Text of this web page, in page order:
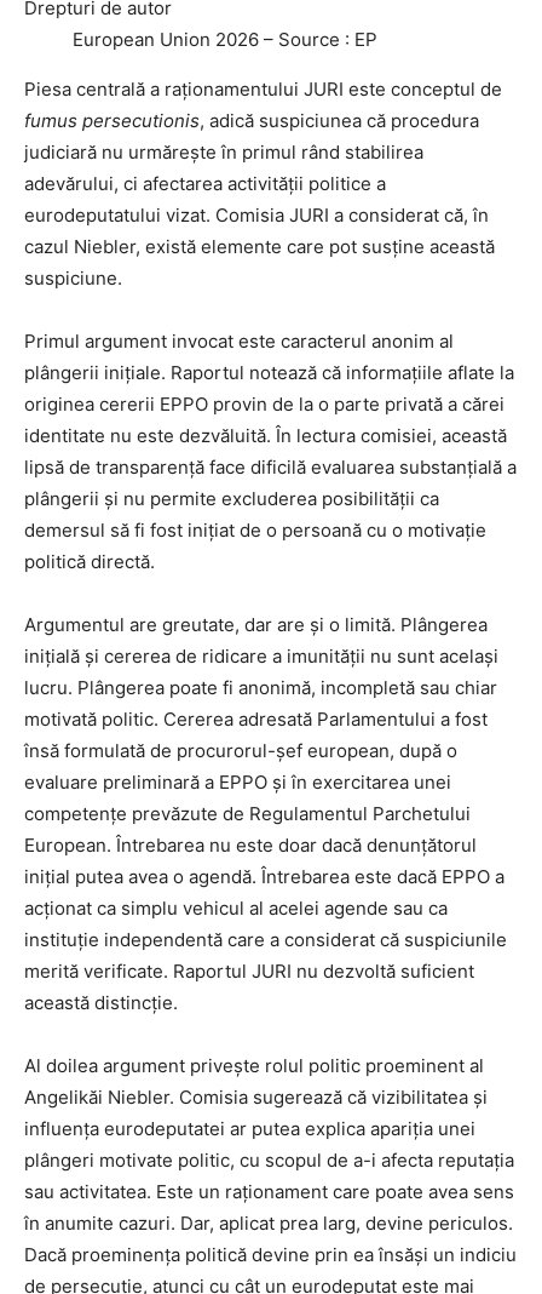
f
r
m
a
ț
i
l
i
m
a
g
i
n
i
Drepturi de autor
European Union 2026 – Source : EP
Piesa centrală a raționamentului JURI este conceptul de
fumus persecutionis, adică suspiciunea că procedura
judiciară nu urmărește în primul rând stabilirea
adevărului, ci afectarea activității politice a
eurodeputatului vizat. Comisia JURI a considerat că, în
cazul Niebler, există elemente care pot susține această
suspiciune.
Primul argument invocat este caracterul anonim al
plângerii inițiale. Raportul notează că informațiile aflate la
originea cererii EPPO provin de la o parte privată a cărei
identitate nu este dezvăluită. În lectura comisiei, această
lipsă de transparență face dificilă evaluarea substanțială a
plângerii și nu permite excluderea posibilității ca
demersul să fi fost inițiat de o persoană cu o motivație
politică directă.
Argumentul are greutate, dar are și o limită. Plângerea
inițială și cererea de ridicare a imunității nu sunt același
lucru. Plângerea poate fi anonimă, incompletă sau chiar
motivată politic. Cererea adresată Parlamentului a fost
însă formulată de procurorul-șef european, după o
evaluare preliminară a EPPO și în exercitarea unei
competențe prevăzute de Regulamentul Parchetului
European. Întrebarea nu este doar dacă denunțătorul
inițial putea avea o agendă. Întrebarea este dacă EPPO a
acționat ca simplu vehicul al acelei agende sau ca
instituție independentă care a considerat că suspiciunile
merită verificate. Raportul JURI nu dezvoltă suficient
această distincție.
Al doilea argument privește rolul politic proeminent al
Angelikăi Niebler. Comisia sugerează că vizibilitatea și
influența eurodeputatei ar putea explica apariția unei
plângeri motivate politic, cu scopul de a-i afecta reputația
sau activitatea. Este un raționament care poate avea sens
în anumite cazuri. Dar, aplicat prea larg, devine periculos.
Dacă proeminența politică devine prin ea însăși un indiciu
de persecuție, atunci cu cât un eurodeputat este mai